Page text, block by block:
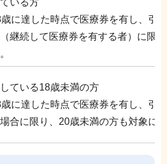
いる方
に達した時点で医療券を有し、引
継続して医療券を有する者）に限
ている18歳未満の方
に達した時点で医療券を有し、引
合に限り、20歳未満の方も対象に